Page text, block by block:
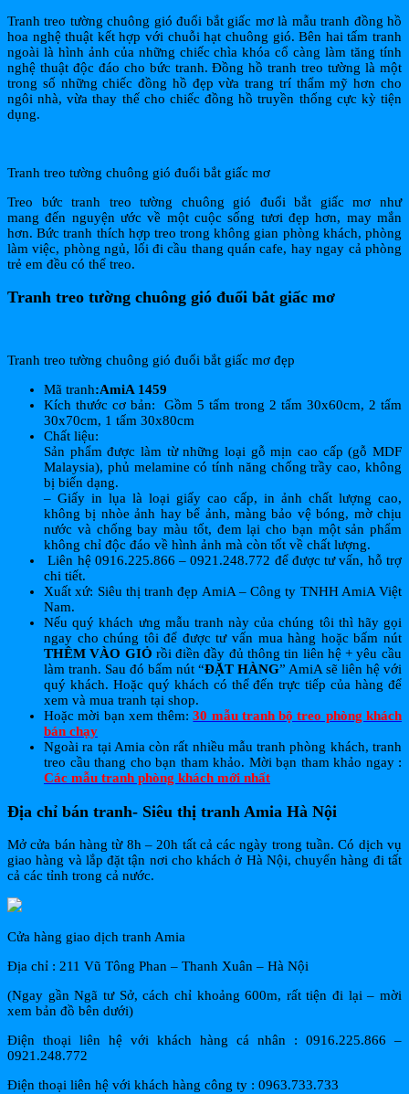
Tranh treo tường chuông gió đuổi bắt giấc mơ là mẫu tranh đồng hồ
hoa nghệ thuật kết hợp với chuỗi hạt chuông gió. Bên hai tấm tranh
ngoài là hình ảnh của những chiếc chìa khóa cổ càng làm tăng tính
nghệ thuật độc đáo cho bức tranh. Đồng hồ tranh treo tường là một
trong số những chiếc đồng hồ đẹp vừa trang trí thẩm mỹ hơn cho
ngôi nhà, vừa thay thế cho chiếc đồng hồ truyền thống cực kỳ tiện
dụng.
Tranh treo tường chuông gió đuổi bắt giấc mơ
Treo bức tranh treo tường chuông gió đuổi bắt giấc mơ như
mang đến nguyện ước về một cuộc sống tươi đẹp hơn, may mắn
hơn. Bức tranh thích hợp treo trong không gian phòng khách, phòng
làm việc, phòng ngủ, lối đi cầu thang quán cafe, hay ngay cả phòng
trẻ em đều có thể treo.
Tranh treo tường chuông gió đuổi bắt giấc mơ
Tranh treo tường chuông gió đuổi bắt giấc mơ đẹp
Mã tranh:AmiA 1459
Kích thước cơ bản: Gồm 5 tấm trong 2 tấm 30x60cm, 2 tấm
30x70cm, 1 tấm 30x80cm
Chất liệu:
Sản phẩm được làm từ những loại gỗ mịn cao cấp (gỗ MDF
Malaysia), phủ melamine có tính năng chống trầy cao, không
bị biến dạng.
– Giấy in lụa là loại giấy cao cấp, in ảnh chất lượng cao,
không bị nhòe ảnh hay bể ảnh, màng bảo vệ bóng, mờ chịu
nước và chống bay màu tốt, đem lại cho bạn một sản phẩm
không chỉ độc đáo về hình ảnh mà còn tốt về chất lượng.
Liên hệ 0916.225.866 – 0921.248.772 để được tư vấn, hỗ trợ
chi tiết.
Xuất xứ: Siêu thị tranh đẹp AmiA – Công ty TNHH AmiA Việt
Nam.
Nếu quý khách ưng mẫu tranh này của chúng tôi thì hãy gọi
ngay cho chúng tôi để được tư vấn mua hàng hoặc bấm nút
THÊM VÀO GIỎ rồi điền đầy đủ thông tin liên hệ + yêu cầu
làm tranh. Sau đó bấm nút “ĐẶT HÀNG” AmiA sẽ liên hệ với
quý khách. Hoặc quý khách có thể đến trực tiếp của hàng để
xem và mua tranh tại shop.
Hoặc mời bạn xem thêm:30 mẫu tranh bộ treo phòng khách
bán chạy
Ngoài ra tại Amia còn rất nhiều mẫu tranh phòng khách, tranh
treo cầu thang cho bạn tham khảo. Mời bạn tham khảo ngay :
Các mẫu tranh phòng khách mới nhất
Địa chỉ bán tranh- Siêu thị tranh Amia Hà Nội
Mở cửa bán hàng từ 8h – 20h tất cả các ngày trong tuần. Có dịch vụ
giao hàng và lắp đặt tận nơi cho khách ở Hà Nội, chuyển hàng đi tất
cả các tỉnh trong cả nước.
Cửa hàng giao dịch tranh Amia
Địa chỉ : 211 Vũ Tông Phan – Thanh Xuân – Hà Nội
(Ngay gần Ngã tư Sở, cách chỉ khoảng 600m, rất tiện đi lại – mời
xem bản đồ bên dưới)
Điện thoại liên hệ với khách hàng cá nhân : 0916.225.866 –
0921.248.772
Điện thoại liên hệ với khách hàng công ty : 0963.733.733